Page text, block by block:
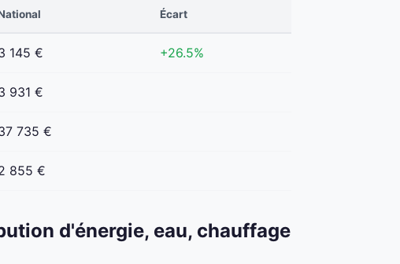
Écart
145 € +26.5%
931 €
735 €
855 €
d'énergie, eau, chauffage